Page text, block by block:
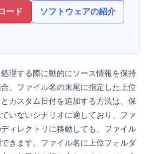
ード
ソフトウェアの紹介
、ファイル名の末尾に指定した上位
カスタム日付を追加する方法は、保
いないシナリオに適しており、ファ
ィレクトリに移動しても、ファイル
きます。ファイル名に上位フォルダ